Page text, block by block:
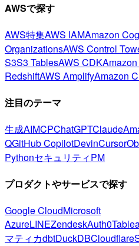
AWSで探す
AWS特集AWS IAMAmazon
OrganizationsAWS Control
S3S3 TablesAWS CDK
RedshiftAWS AmplifyAmazon
注目のテーマ
生成AIMCPChatGPTClaude
QGitHub CopilotDevinCursor
PythonセキュリティPM
プロダクトやサービスで探す
Google CloudMicrosoft
AzureLINEZendeskAuth0
マティカdbtDuckDBCloudflare